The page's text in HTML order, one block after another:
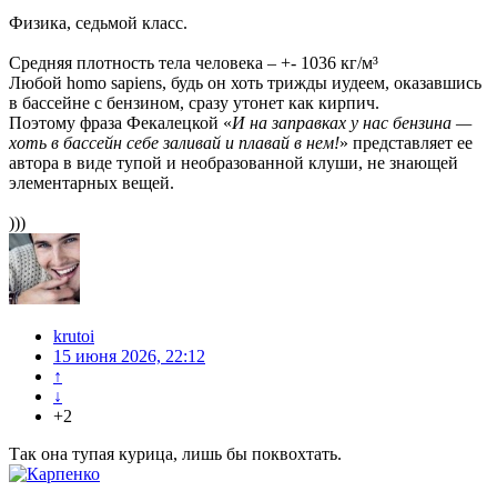
Физика, седьмой класс.
Средняя плотность тела человека – +- 1036 кг/м³
Любой homo sapiens, будь он хоть трижды иудеем, оказавшись
в бассейне с бензином, сразу утонет как кирпич.
Поэтому фраза Фекалецкой «И на заправках у нас бензина —
хоть в бассейн себе заливай и плавай в нем!» представляет ее
автора в виде тупой и необразованной клуши, не знающей
элементарных вещей.
)))
krutoi
15 июня 2026, 22:12
↑
↓
+2
Так она тупая курица, лишь бы поквохтать.